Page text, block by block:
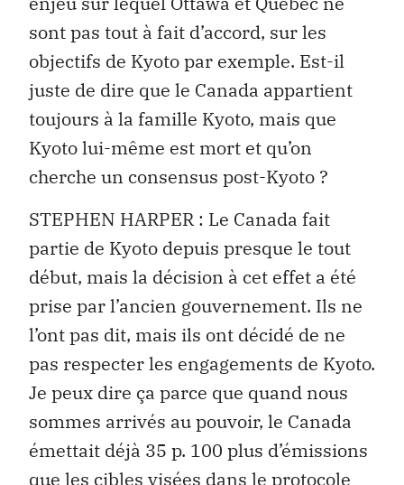
sont pas tout à fait d’accord, sur les
objectifs de Kyoto par exemple. Est-il
juste de dire que le Canada appartient
toujours à la famille Kyoto, mais que
Kyoto lui-même est mort et qu’on
cherche un consensus post-Kyoto ?
STEPHEN HARPER : Le Canada fait
partie de Kyoto depuis presque le tout
début, mais la décision à cet effet a été
prise par l’ancien gouvernement. Ils ne
l’ont pas dit, mais ils ont décidé de ne
pas respecter les engagements de Kyoto.
Je peux dire ça parce que quand nous
sommes arrivés au pouvoir, le Canada
émettait déjà 35 p. 100 plus d’émissions
que les cibles visées dans le protocole